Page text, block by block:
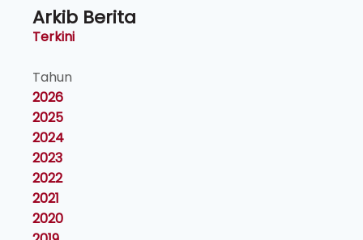
Arkib Berita
Terkini
Tahun
2026
2025
2024
2023
2022
2021
2020